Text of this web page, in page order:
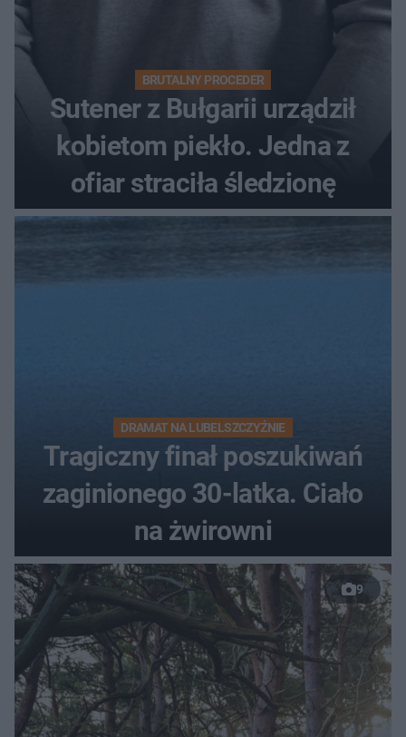
BRUTALNY PROCEDER
Sutener z Bułgarii urządził
kobietom piekło. Jedna z
ofiar straciła śledzionę
DRAMAT NA LUBELSZCZYŹNIE
Tragiczny finał poszukiwań
zaginionego 30-latka. Ciało
na żwirowni
9